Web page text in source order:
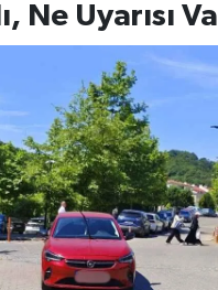
Ne Uyarısı